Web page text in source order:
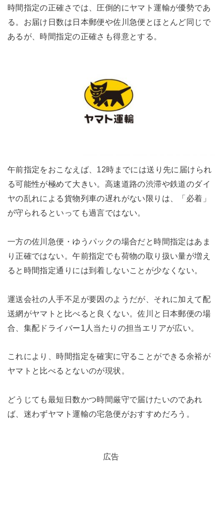
時間指定の正確さでは、圧倒的にヤマト運輸が優勢であ
る。お届け日数は日本郵便や佐川急便とほとんど同じで
あるが、時間指定の正確さも得意とする。
午前指定をおこなえば、12時までには送り先に届けられ
る可能性が極めて大きい。高速道路の渋滞や鉄道のダイ
ヤの乱れによる貨物列車の遅れがない限りは、「必着」
が守られるといっても過言ではない。
一方の佐川急便・ゆうパックの場合だと時間指定はあま
り正確ではない。午前指定でも荷物の取り扱い量が増え
ると時間指定通りには到着しないことが少なくない。
運送会社の人手不足が要因のようだが、それに加えて配
送網がヤマトと比べると良くない。佐川と日本郵便の場
合、集配ドライバー1人当たりの担当エリアが広い。
これにより、時間指定を確実に守ることができる余裕が
ヤマトと比べるとないのが現状。
どうじても最短日数かつ時間厳守で届けたいのであれ
ば、迷わずヤマト運輸の宅急便がおすすめだろう。
広告